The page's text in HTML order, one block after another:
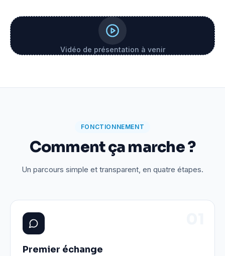
Vidéo de présentation à venir
FONCTIONNEMENT
Comment ça marche ?
Un parcours simple et transparent, en quatre étapes.
Premier échange